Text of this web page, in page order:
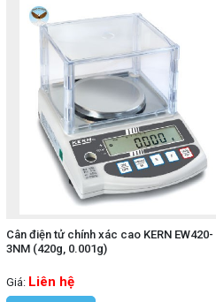
Cân điện tử chính xác cao KERN EW420-
3NM (420g, 0.001g)
Giá: Liên hệ